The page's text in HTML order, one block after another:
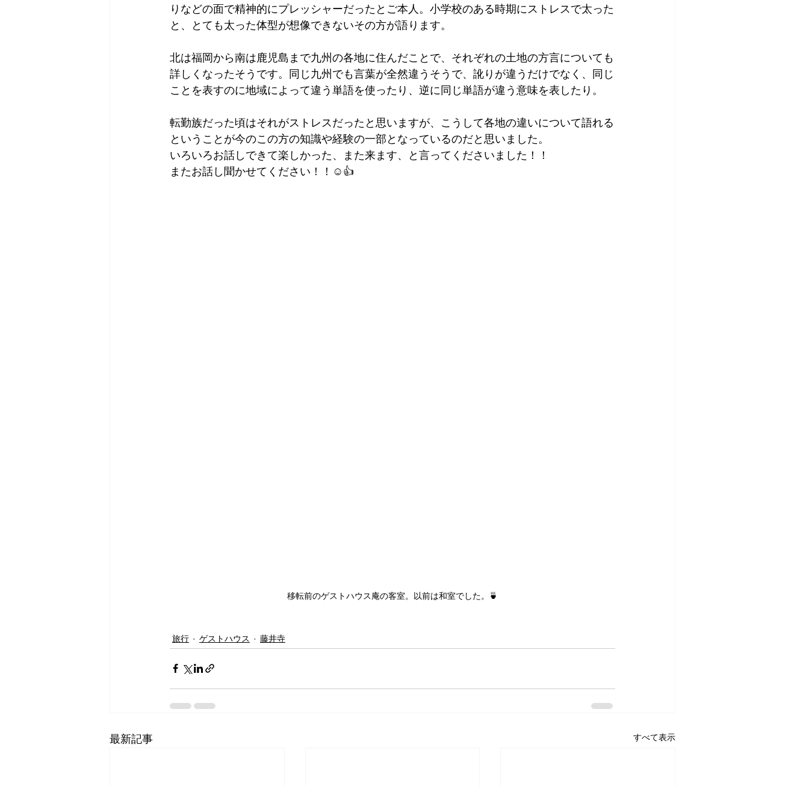
りなどの面で精神的にプレッシャーだったとご本人。小学校のある時期にストレスで太った
と、とても太った体型が想像できないその方が語ります。
北は福岡から南は鹿児島まで九州の各地に住んだことで、それぞれの土地の方言についても
詳しくなったそうです。同じ九州でも言葉が全然違うそうで、訛りが違うだけでなく、同じ
ことを表すのに地域によって違う単語を使ったり、逆に同じ単語が違う意味を表したり。
転勤族だった頃はそれがストレスだったと思いますが、こうして各地の違いについて語れる
ということが今のこの方の知識や経験の一部となっているのだと思いました。
いろいろお話しできて楽しかった、また来ます、と言ってくださいました！！
またお話し聞かせてください！！☺👍
移転前のゲストハウス庵の客室。以前は和室でした。🍵
旅行 ゲストハウス 藤井寺
最新記事 すべて表示